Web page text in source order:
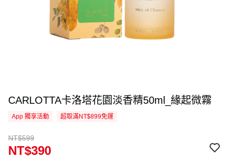
CARLOTTA卡洛塔花園淡香精50ml_緣起微霧
App 獨享活動 超取滿NT$899免運
NT$599
NT$390